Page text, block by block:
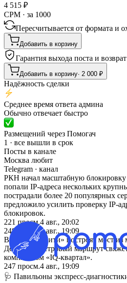
4 515 ₽
CPM · за 1000
Пересчитывается от формата и
Добавить в корзину
Гарантия выхода поста и возврат
Добавить в корзину· 2 000 ₽
Надёжность сделки
Среднее время ответа админа
Обычно отвечает быстро
Размещений через Помогач
1 · все вышли в срок
Посты в канале
Москва любит
Telegram · канал
РКН начал масштабную
попали IP-адреса нескольких
пострадали более 20 популярных
предложило усилить проверку IP-
блокировок.
221 просм.4 авг., 20:02
248
просм.4 авг., 19:09
В «Москва-Сити» построят мост из
Девяностометровый маршрут
комплексом «IQ-квартал».
247 просм.4 авг., 19:09
🩺 Павильоны экспресс-